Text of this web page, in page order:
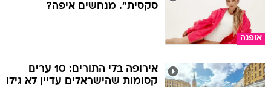
אופנה
סקסית". מנחשים איפה?
אירופה בלי התורים: 10 ערים
קסומות שהישראלים עדיין לא גילו